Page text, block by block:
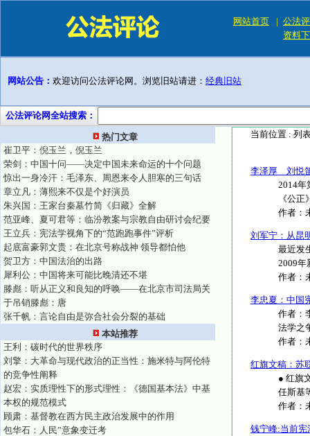
网站首页 | 公法
资料
网站公告： 欢迎访问公法评论网。浏览旧站请进： 经典旧站
公法评论网全站搜索：
热门文章
崔卫平：倪玉兰，倪玉兰
荣剑：中国十问——决定中国未来命运的十个问题
惊出一身冷汗：毛泽东、周恩来令人胆寒的三句话
章立凡：薄熙来不仅是个好演员
朱兴国：王家台秦墓竹简《归藏》全解
范亚峰、夏可君等：临汾教案与宗教自由研讨会纪要
王立兵：宪法学视角下的“范跑跑事件”评析
起底富豪郭文贵：在北京号称战神 领导都怕他
贺卫方：中国法治的出路
犀利公：中国将来可能比晚清还不堪
滕彪：听从正义和良知的呼唤——在北京市司法局关
于吊销滕彪：唐
张千帆：言论自由是弥合社会分裂的基础
本站推荐
王利：碳时代的世界秩序
刘擎：大革命与现代政治的正当性：施米特与阿伦特
的竞争性阐释
赵宏：实质理性下的形式理性：《德国基本法》中基
本权的规范模式
顾肃：基督教在西方民主政治发展中的作用
包华石：人民”意象变迁考
当前位置 : 列
李泽厚 刘悦
2014年
《公
作者：
刘军宁：从昆
最近发
2009年
作者：
李忠夏：中国
作者：
法学之
作者：
红旗文稿：苏
● 红旗
任斯基
作者：
钱宁峰:当前宪